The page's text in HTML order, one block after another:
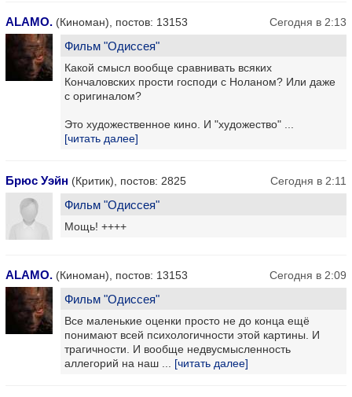
ALAMO. (Киноман), постов: 13153 Сегодня в 2:13
Фильм "Одиссея"
Какой смысл вообще сравнивать всяких
Кончаловских прости господи с Ноланом? Или даже
с оригиналом?
Это художественное кино. И "художество" ...
[читать далее]
Брюс Уэйн (Критик), постов: 2825 Сегодня в 2:11
Фильм "Одиссея"
Мощь! ++++
ALAMO. (Киноман), постов: 13153 Сегодня в 2:09
Фильм "Одиссея"
Все маленькие оценки просто не до конца ещё
понимают всей психологичности этой картины. И
трагичности. И вообще недвусмысленность
аллегорий на наш ... [читать далее]